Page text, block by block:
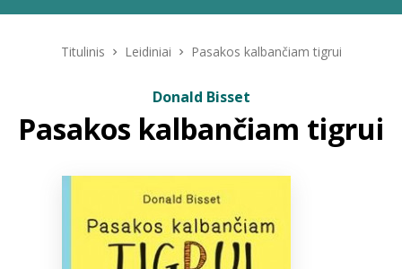
ELVIS atvyksta
Bibliotekoms
Titulinis Leidiniai Pasakos kalbančiam tigrui
Donald Bisset
Pasakos kalbančiam tigrui